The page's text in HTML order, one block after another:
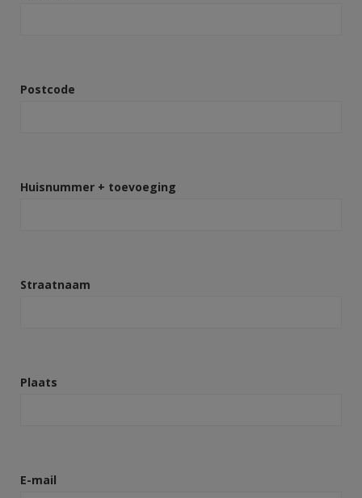
Postcode
Huisnummer + toevoeging
Straatnaam
Plaats
E-mail